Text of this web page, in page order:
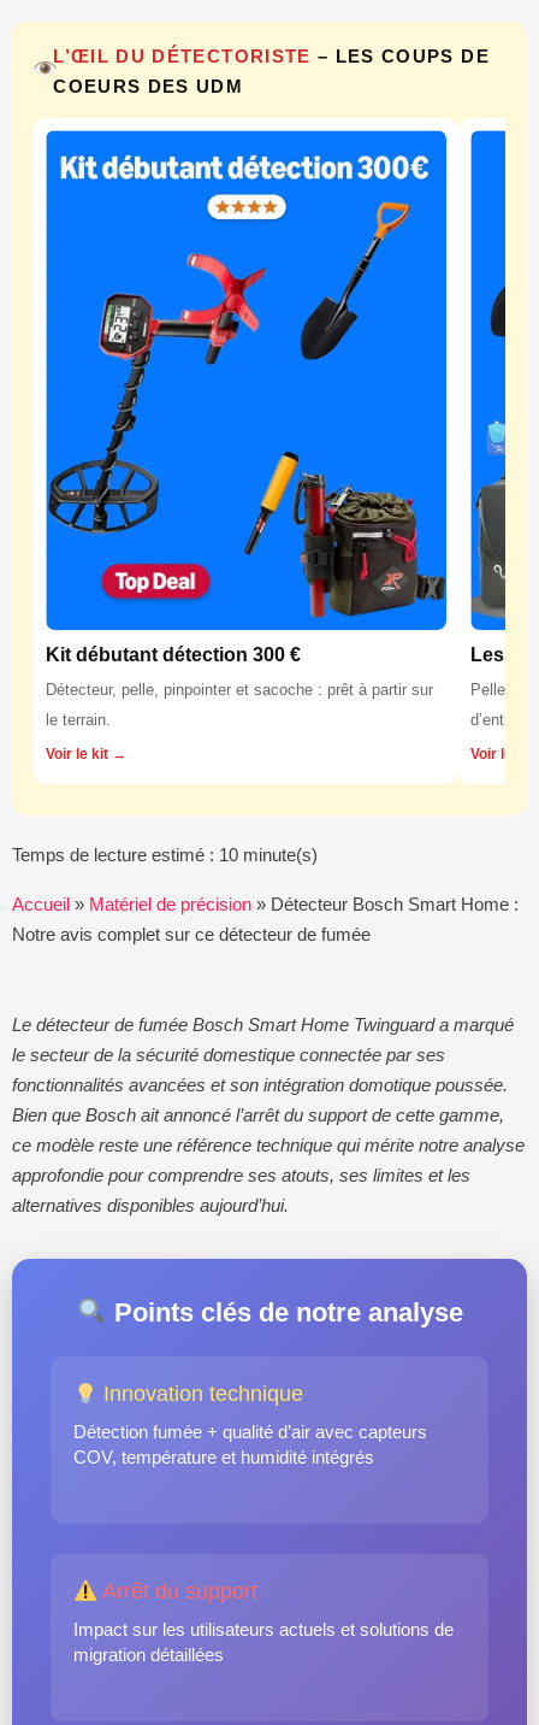
L’ŒIL DU DÉTECTORISTE – LES COUPS DE
COEURS DES UDM
Kit débutant détection 300 €
Détecteur, pelle, pinpointer et sacoche : prêt à partir sur
le terrain.
Voir le kit →
Les
Pelles,
Voir les
Temps de lecture estimé : 10 minute(s)
Accueil » Matériel de précision » Détecteur Bosch Smart Home :
Notre avis complet sur ce détecteur de fumée
Le détecteur de fumée Bosch Smart Home Twinguard a marqué
le secteur de la sécurité domestique connectée par ses
fonctionnalités avancées et son intégration domotique poussée.
Bien que Bosch ait annoncé l’arrêt du support de cette gamme,
ce modèle reste une référence technique qui mérite notre analyse
approfondie pour comprendre ses atouts, ses limites et les
alternatives disponibles aujourd’hui.
Points clés de notre analyse
Innovation technique
Détection fumée + qualité d’air avec capteurs
COV, température et humidité intégrés
Arrêt du support
Impact sur les utilisateurs actuels et solutions de
migration détaillées